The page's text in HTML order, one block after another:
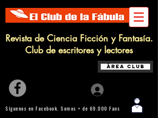
Revista de Ciencia Ficción y Fantasía.
Club de escritores y lectores
Área Club
Síguenos en Facebook. Somos + de 69.000 Fans